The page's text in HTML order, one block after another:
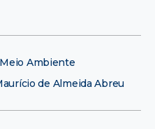
Ambiente
de Almeida Abreu